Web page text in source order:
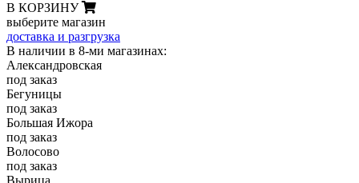
В КОРЗИНУ
выберите магазин
доставка и разгрузка
В наличии в 8-ми магазинах:
Александровская
под заказ
Бегуницы
под заказ
Большая Ижора
под заказ
Волосово
под заказ